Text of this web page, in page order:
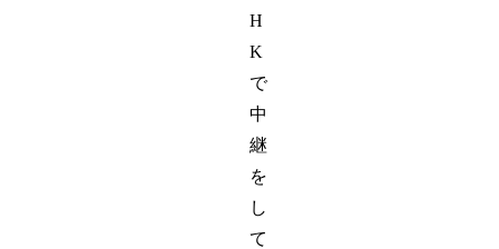
H
K
で
中
継
を
し
て